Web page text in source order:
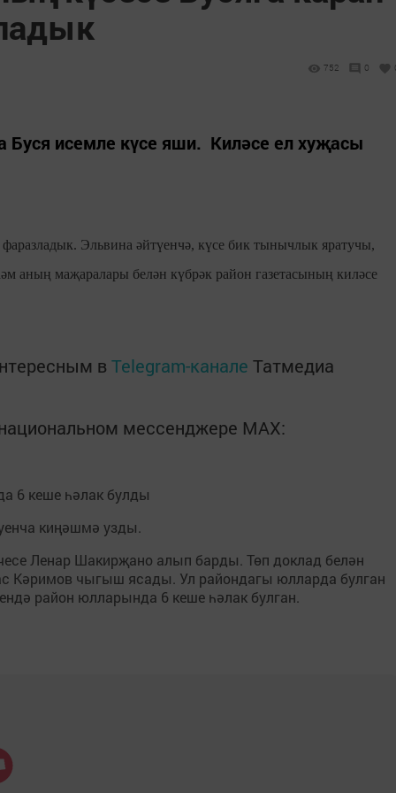
752 0
исемле күсе яши. Киләсе ел хуҗасы
Эльвина әйтүенчә, күсе бик тынычлык яратучы,
аның маҗаралары белән күбрәк район газетасының киләсе
в Telegram-канале Татмедиа
мессенджере MАХ:
6 кеше һәлак булды
киңәшмә узды.
Ленар Шакирҗано алып барды. Төп доклад белән
Кәримов чыгыш ясады. Ул райондагы юлларда булган
район юлларында 6 кеше һәлак булган.